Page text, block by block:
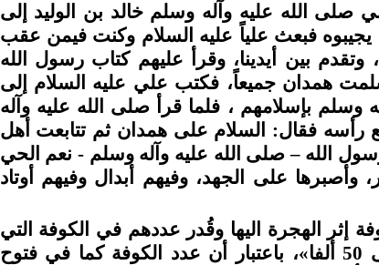
صلى الله عليه وآله وسلم خالد بن الوليد إلى
يجيبوه فبعث علياً عليه السلام وكنت فيمن عقب
بين أيدينا، وقرأ عليهم كتاب رسول الله
همدان جميعاً، فكتب علي عليه السلام إلى
بإسلامهم ، فلما قرأ صلى الله عليه وآله
رأسه فقال: السلام على همدان ثم تتابعت أهل
الله – صلى الله عليه وآله وسلم - نعم الحي
على الجهد، وفيهم أبدال وفيهم أوتاد
إثر الهجرة اليها وقُدر عددهم في الكوفة التي
كانت اسباعا ما بين «40ـ إلى 50 ألفا»، باعتبار أن عدد الكوفة كما في فتوح